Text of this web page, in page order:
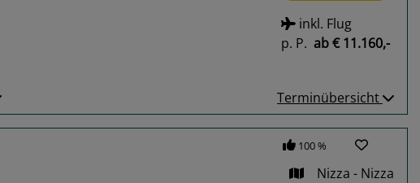
inkl. Flug
p. P. ab€ 11.160,-
Terminübersicht
100 %
Nizza - Nizza